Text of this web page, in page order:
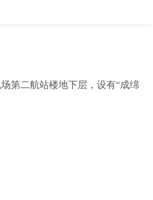
第二航站楼地下层，设有“成绵